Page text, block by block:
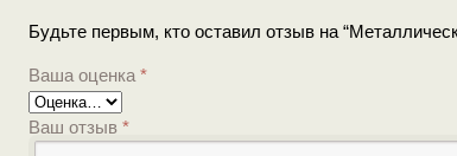
Будьте первым, кто оставил отзыв на
Ваша оценка*
Ваш отзыв*